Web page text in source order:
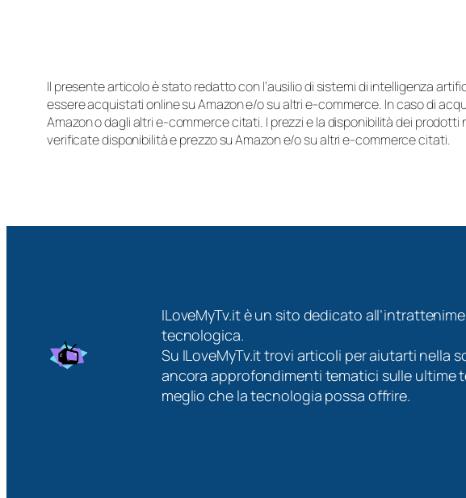
Il presente articolo è stato redatto con l’ausilio di sistemi di intelligenza
essere acquistati online su Amazon e/o su altri e-commerce. In caso di
Amazon o dagli altri e-commerce citati. I prezzi e la disponibilità dei
verificate disponibilità e prezzo su Amazon e/o su altri e-commerce citati.
ILoveMyTv.it è un sito dedicato
tecnologica.
Su ILoveMyTv.it trovi articoli per aiutarti nella
ancora approfondimenti tematici sulle ultime
meglio che la tecnologia possa offrire.